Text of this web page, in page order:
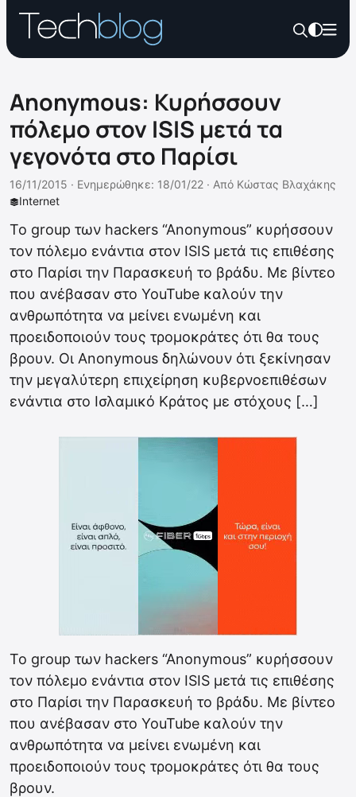
Anonymous: Κυρήσσουν
πόλεμο στον ISIS μετά τα
γεγονότα στο Παρίσι
Internet
16/11/2015 · Ενημερώθηκε: 18/01/22 · Από Κώστας Βλαχάκης
To group των hackers “Anonymous” κυρήσσουν
τον πόλεμο ενάντια στον ISIS μετά τις επιθέσης
στο Παρίσι την Παρασκευή το βράδυ. Με βίντεο
που ανέβασαν στο YouTube καλούν την
ανθρωπότητα να μείνει ενωμένη και
προειδοποιούν τους τρομοκράτες ότι θα τους
βρουν. Οι Anonymous δηλώνουν ότι ξεκίνησαν
την μεγαλύτερη επιχείρηση κυβερνοεπιθέσων
ενάντια στο Ισλαμικό Κράτος με στόχους […]
To group των hackers “Anonymous” κυρήσσουν
τον πόλεμο ενάντια στον ISIS μετά τις επιθέσης
στο Παρίσι την Παρασκευή το βράδυ. Με βίντεο
που ανέβασαν στο YouTube καλούν την
ανθρωπότητα να μείνει ενωμένη και
προειδοποιούν τους τρομοκράτες ότι θα τους
βρουν.